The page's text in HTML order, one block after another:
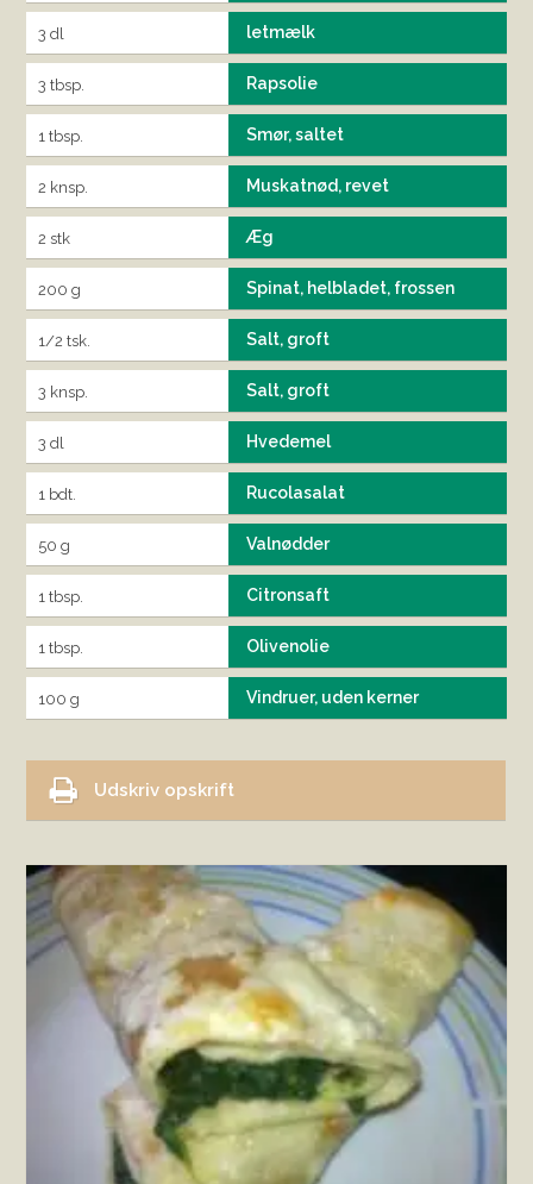
3 dl letmælk
3 tbsp. Rapsolie
1 tbsp. Smør, saltet
2 knsp. Muskatnød, revet
2 stk Æg
200 g Spinat, helbladet, frossen
1/2 tsk. Salt, groft
3 knsp. Salt, groft
3 dl Hvedemel
1 bdt. Rucolasalat
50 g Valnødder
1 tbsp. Citronsaft
1 tbsp. Olivenolie
100 g Vindruer, uden kerner
Udskriv opskrift